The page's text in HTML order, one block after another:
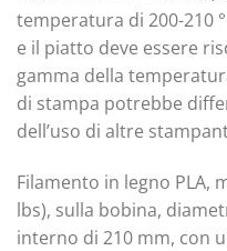
temperatura di 200-210 °
e il piatto deve essere
gamma della
di stampa potrebbe
dell’uso di altre
Filamento in legno PLA,
lbs), sulla bobina,
interno di 210 mm, con